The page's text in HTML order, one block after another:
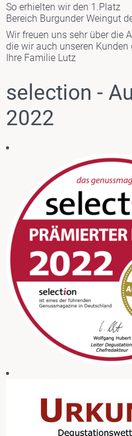
So erhielten wir den 1.Platz
Bereich Burgunder Weingut
Wir freuen uns sehr über die
die wir auch unseren Kunden
Ihre Familie Lutz
selection -
2022